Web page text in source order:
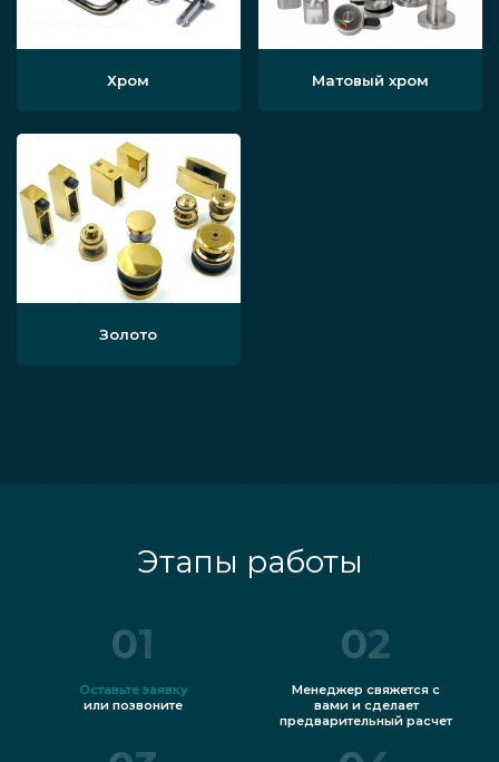
Хром Матовый хром
Золото
Этапы работы
01
Оставьте заявку
или позвоните
02
Менеджер свяжется с
вами и сделает
предварительный расчет